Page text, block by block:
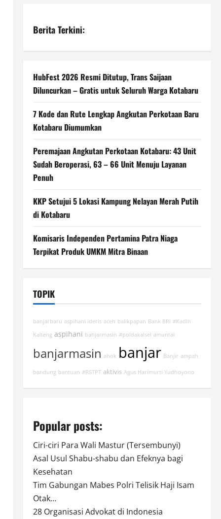
Berita Terkini:
HubFest 2026 Resmi Ditutup, Trans Saijaan
Diluncurkan – Gratis untuk Seluruh Warga Kotabaru
7 Kode dan Rute Lengkap Angkutan Perkotaan Baru
Kotabaru Diumumkan
Peremajaan Angkutan Perkotaan Kotabaru: 43 Unit
Sudah Beroperasi, 63 – 66 Unit Menuju Layanan
Penuh
KKP Setujui 5 Lokasi Kampung Nelayan Merah Putih
di Kotabaru
Komisaris Independen Pertamina Patra Niaga
Terpikat Produk UMKM Mitra Binaan
TOPIK
banjarbaru aspihani ideris aceh balikpapan Bank BRI #Kadin
Kalteng aspihani bahjarmasin #poldakalsel amuntai
banjarmasin ahok banjar Banjir ampah
bandung bantuan #RSTPT aktivis Agus Harimurti Yudhoyono
Popular posts:
Ciri-ciri Para Wali Mastur (Tersembunyi)
Asal Usul Shabu-shabu dan Efeknya bagi
Kesehatan
Tim Gabungan Mabes Polri Telisik Haji Isam
Otak…
28 Organisasi Advokat di Indonesia